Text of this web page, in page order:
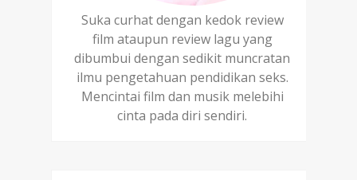
Suka curhat dengan kedok review
film ataupun review lagu yang
dibumbui dengan sedikit muncratan
ilmu pengetahuan pendidikan seks.
Mencintai film dan musik melebihi
cinta pada diri sendiri.